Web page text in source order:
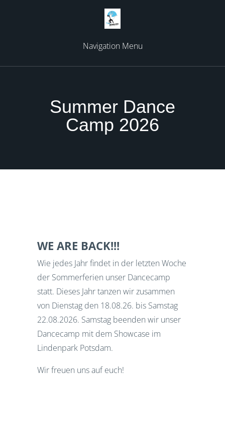
Navigation Menu
Summer Dance
Camp 2026
WE ARE BACK!!!
Wie jedes Jahr findet in der letzten Woche
der Sommerferien unser Dancecamp
statt. Dieses Jahr tanzen wir zusammen
von Dienstag den 18.08.26. bis Samstag
22.08.2026. Samstag beenden wir unser
Dancecamp mit dem Showcase im
Lindenpark Potsdam.
Wir freuen uns auf euch!